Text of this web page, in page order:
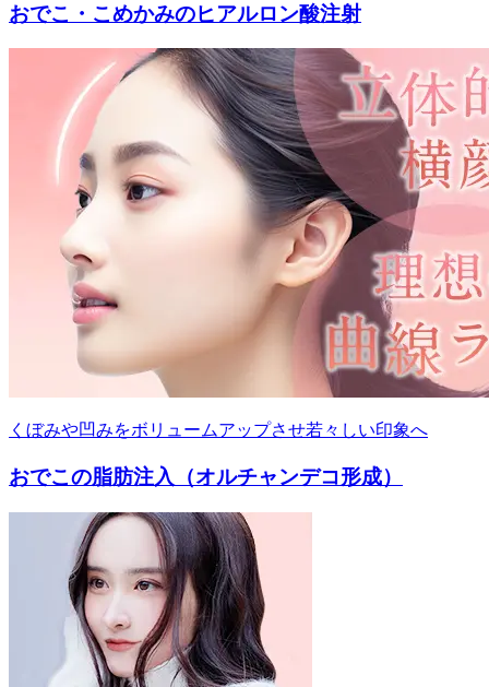
おでこ・こめかみのヒアルロン酸注射
くぼみや凹みをボリュームアップさせ若々しい印象へ
おでこの脂肪注入（オルチャンデコ形成）